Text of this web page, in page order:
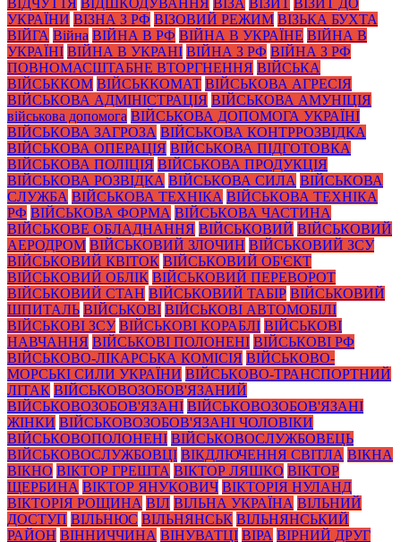
ВІДЧУТТЯ ВІДШКОДУВАННЯ ВІЗА ВІЗИТ ВІЗИТ ДО
УКРАЇНИ ВІЗНА З РФ ВІЗОВИЙ РЕЖИМ ВІЗЬКА БУХТА
ВІЙГА Війна ВІЙНА В РФ ВІЙНА В УКРАЇНЕ ВІЙНА В
УКРАЇНІ ВІЙНА В УКРАНІ ВІЙНА З РФ ВІЙНА З РФ
ПОВНОМАСШТАБНЕ ВТОРГНЕННЯ ВІЙСЬКА
ВІЙСЬККОМ ВІЙСЬККОМАТ ВІЙСЬКОВА АГРЕСІЯ
ВІЙСЬКОВА АДМІНІСТРАЦІЯ ВІЙСЬКОВА АМУНІЦІЯ
військова допомога ВІЙСЬКОВА ДОПОМОГА УКРАЇНІ
ВІЙСЬКОВА ЗАГРОЗА ВІЙСЬКОВА КОНТРРОЗВІДКА
ВІЙСЬКОВА ОПЕРАЦІЯ ВІЙСЬКОВА ПІДГОТОВКА
ВІЙСЬКОВА ПОЛІЦІЯ ВІЙСЬКОВА ПРОДУКЦІЯ
ВІЙСЬКОВА РОЗВІДКА ВІЙСЬКОВА СИЛА ВІЙСЬКОВА
СЛУЖБА ВІЙСЬКОВА ТЕХНІКА ВІЙСЬКОВА ТЕХНІКА
РФ ВІЙСЬКОВА ФОРМА ВІЙСЬКОВА ЧАСТИНА
ВІЙСЬКОВЕ ОБЛАДНАННЯ ВІЙСЬКОВИЙ ВІЙСЬКОВИЙ
АЕРОДРОМ ВІЙСЬКОВИЙ ЗЛОЧИН ВІЙСЬКОВИЙ ЗСУ
ВІЙСЬКОВИЙ КВІТОК ВІЙСЬКОВИЙ ОБ'ЄКТ
ВІЙСЬКОВИЙ ОБЛІК ВІЙСЬКОВИЙ ПЕРЕВОРОТ
ВІЙСЬКОВИЙ СТАН ВІЙСЬКОВИЙ ТАБІР ВІЙСЬКОВИЙ
ШПИТАЛЬ ВІЙСЬКОВІ ВІЙСЬКОВІ АВТОМОБІЛІ
ВІЙСЬКОВІ ЗСУ ВІЙСЬКОВІ КОРАБЛІ ВІЙСЬКОВІ
НАВЧАННЯ ВІЙСЬКОВІ ПОЛОНЕНІ ВІЙСЬКОВІ РФ
ВІЙСЬКОВО-ЛІКАРСЬКА КОМІСІЯ ВІЙСЬКОВО-
МОРСЬКІ СИЛИ УКРАЇНИ ВІЙСЬКОВО-ТРАНСПОРТНИЙ
ЛІТАК ВІЙСЬКОВОЗОБОВ'ЯЗАНИЙ
ВІЙСЬКОВОЗОБОВ'ЯЗАНІ ВІЙСЬКОВОЗОБОВ'ЯЗАНІ
ЖІНКИ ВІЙСЬКОВОЗОБОВ'ЯЗАНІ ЧОЛОВІКИ
ВІЙСЬКОВОПОЛОНЕНІ ВІЙСЬКОВОСЛУЖБОВЕЦЬ
ВІЙСЬКОВОСЛУЖБОВЦІ ВІКДЛЮЧЕННЯ СВІТЛА ВІКНА
ВІКНО ВІКТОР ГРЕШТА ВІКТОР ЛЯШКО ВІКТОР
ЩЕРБИНА ВІКТОР ЯНУКОВИЧ ВІКТОРІЯ НУЛАНД
ВІКТОРІЯ РОЩИНА ВІЛ ВІЛЬНА УКРАЇНА ВІЛЬНИЙ
ДОСТУП ВІЛЬНЮС ВІЛЬНЯНСЬК ВІЛЬНЯНСЬКИЙ
РАЙОН ВІННИЧЧИНА ВІНУВАТЦІ ВІРА ВІРНИЙ ДРУГ